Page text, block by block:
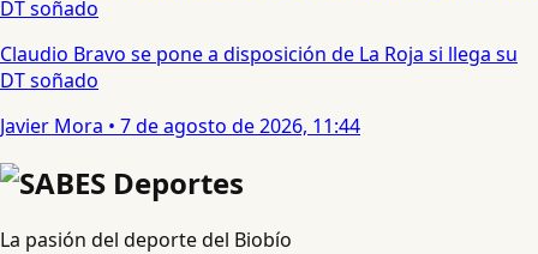
Claudio Bravo se pone a disposición de La Roja si llega su
DT soñado
Javier Mora • 7 de agosto de 2026, 11:44
La pasión del deporte del Biobío